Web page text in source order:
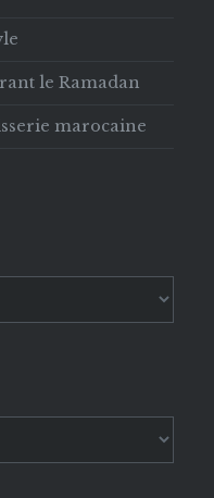
le Ramadan
marocaine